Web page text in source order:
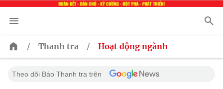
/ Thanh tra / Hoạt động ngành
Theo dõi Báo Thanh tra trên